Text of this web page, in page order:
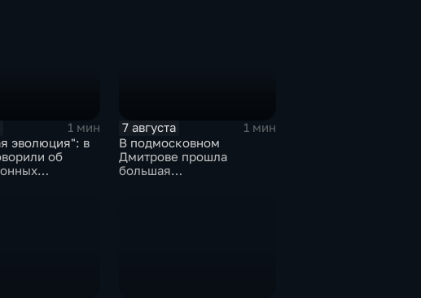
1 мин
эволюция": в
об
7 августа
1 мин
В подмосковном
Дмитрове прошла
большая